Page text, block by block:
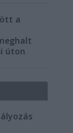
a
úton